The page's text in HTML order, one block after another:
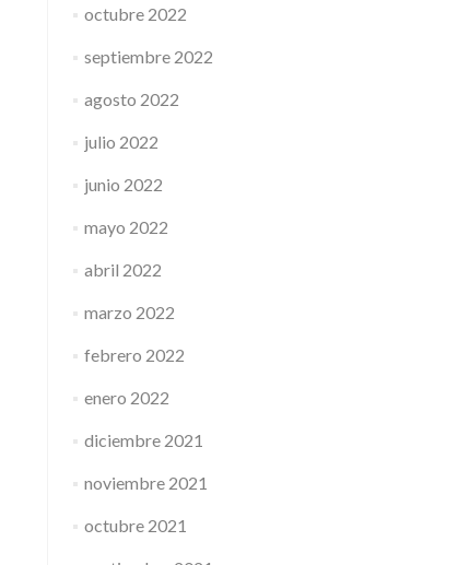
octubre 2022
septiembre 2022
agosto 2022
julio 2022
junio 2022
mayo 2022
abril 2022
marzo 2022
febrero 2022
enero 2022
diciembre 2021
noviembre 2021
octubre 2021